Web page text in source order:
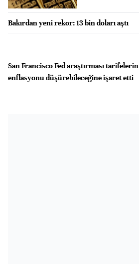
Bakırdan yeni rekor: 13 bin doları aştı
San Francisco Fed araştırması tarifelerin
enflasyonu düşürebileceğine işaret etti